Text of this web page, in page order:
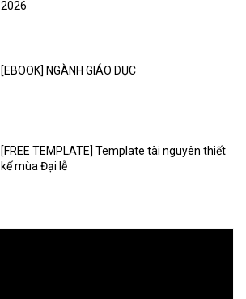
2026
[EBOOK] NGÀNH GIÁO DỤC
[FREE TEMPLATE] Template tài nguyên thiết
kế mùa Đại lễ